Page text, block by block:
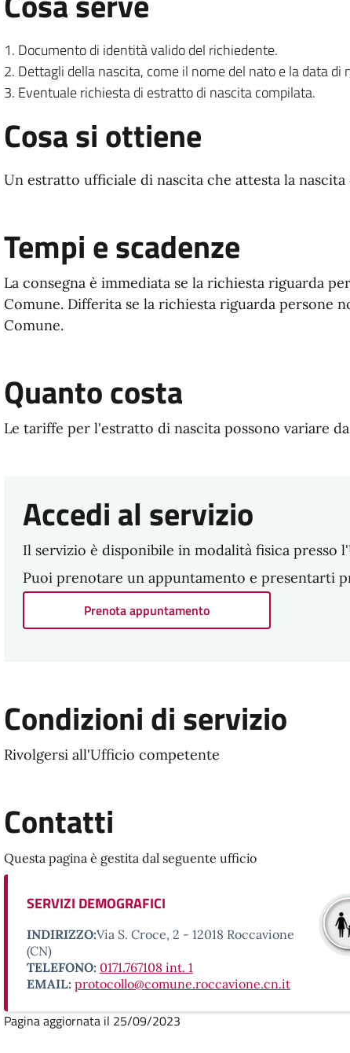
Documento di identità valido del richiedente.
Dettagli della nascita, come il nome del nato e la data di
Eventuale richiesta di estratto di nascita compilata.
Cosa si ottiene
Un estratto ufficiale di nascita che attesta la nascita
Tempi e scadenze
La consegna è immediata se la richiesta riguarda
Comune. Differita se la richiesta riguarda persone
Comune.
Quanto costa
Le tariffe per l'estratto di nascita possono variare
Accedi al servizio
Il servizio è disponibile in modalità fisica presso
Puoi prenotare un appuntamento e presentarti
Prenota appuntamento
Condizioni di servizio
Rivolgersi all'Ufficio competente
Contatti
Questa pagina è gestita dal seguente ufficio
SERVIZI DEMOGRAFICI
INDIRIZZO:Via S. Croce, 2 - 12018 Roccavione
(CN)
TELEFONO: 0171.767108 int. 1
EMAIL: protocollo@comune.roccavione.cn.it
Pagina aggiornata il 25/09/2023